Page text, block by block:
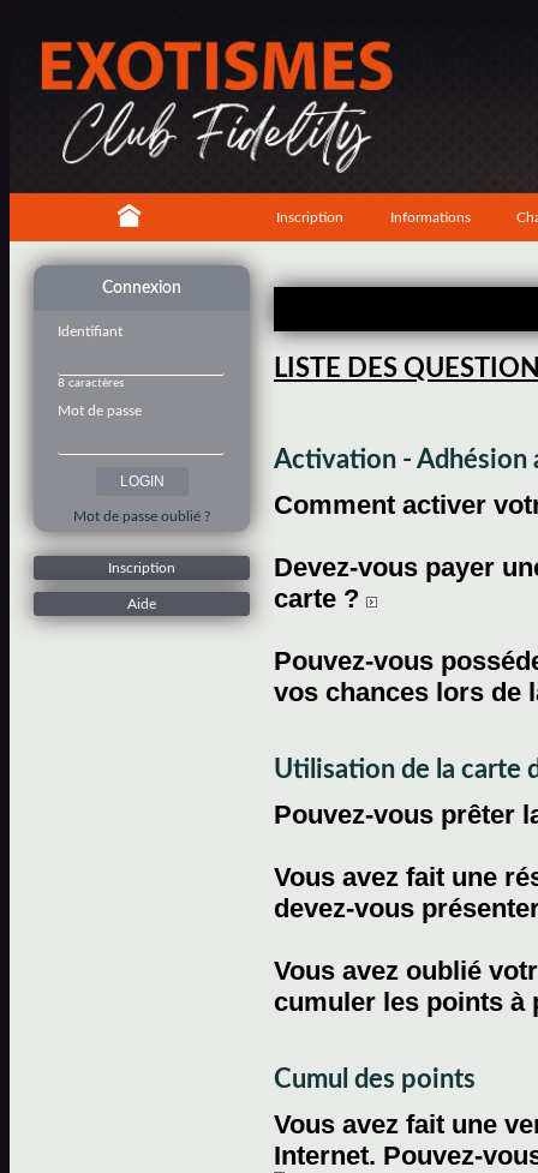
Inscription Informations
Connexion
Identifiant
8 caractères
Mot de passe
Mot de passe oublié ?
Inscription
Aide
LISTE DES
Activation - Adhésion
Comment activer
Devez-vous payer
carte ?
Pouvez-vous
vos chances lors de
Utilisation de la carte
Pouvez-vous prêter
Vous avez fait une
devez-vous
Vous avez oublié
cumuler les points
Cumul des points
Vous avez fait une
Internet. Pouvez-